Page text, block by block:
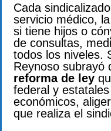
Cada
servicio médico,
si tiene hijos o
de consultas,
todos los niveles.
Reynoso subrayó
reforma de ley
federal y
económicos,
que realiza el